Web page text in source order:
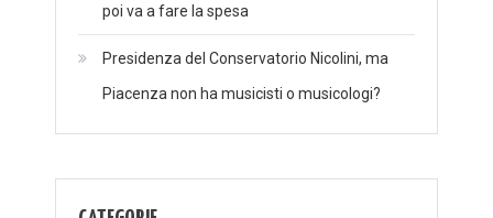
poi va a fare la spesa
Presidenza del Conservatorio Nicolini, ma
Piacenza non ha musicisti o musicologi?